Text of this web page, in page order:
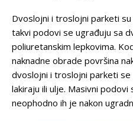
Dvoslojni i troslojni parketi
takvi podovi se ugrađuju sa
poliuretanskim lepkovima.
naknadne obrade površina
dvoslojni i troslojni parketi se
lakiraju ili ulje. Masivni podovi
neophodno ih je nakon